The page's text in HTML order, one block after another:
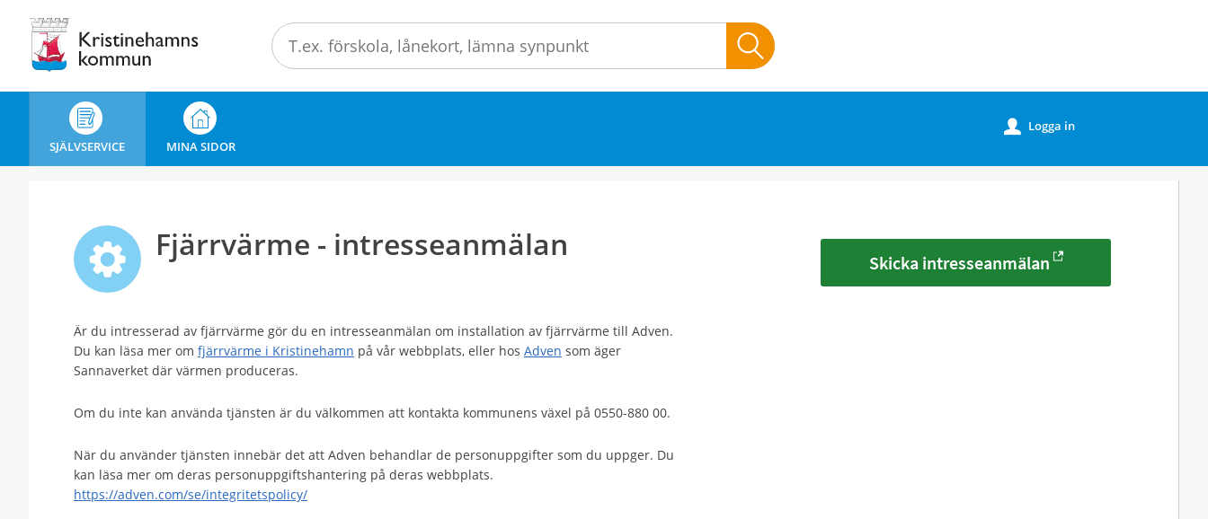
tjänster
Kristinehamns
kommun
SJÄLVSERVICE MINA SIDOR
u Logga in
Fjärrvärme - intresseanmälan
Är du intresserad av fjärrvärme gör du en intresseanmälan om installation av fjärrvärme till Adven.
Du kan läsa mer om fjärrvärme i Kristinehamn på vår webbplats, eller hos Adven som äger
Sannaverket där värmen produceras.
Om du inte kan använda tjänsten är du välkommen att kontakta kommunens växel på 0550-880 00.
När du använder tjänsten innebär det att Adven behandlar de personuppgifter som du uppger. Du
kan läsa mer om deras personuppgiftshantering på deras webbplats.
https://adven.com/se/integritetspolicy/
Skicka intresseanmälan